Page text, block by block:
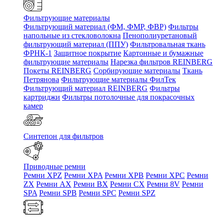
Фильтрующие материалы
Фильтрующий материал (ФМ, ФМР, ФВР) Фильтры
напольные из стекловолокна Пенополиуретановый
фильтрующий материал (ППУ) Фильтровальная ткань
ФРНК-1 Защитное покрытие Картонные и бумажные
фильтрующие материалы Нарезка фильтров REINBERG
Покеты REINBERG Сорбирующие материалы Ткань
Петрянова Фильтрующие материалы ФилТек
Фильтрующий материал REINBERG Фильтры
картриджи Фильтры потолочные для покрасочных
камер
Синтепон для фильтров
Приводные ремни
Ремни XPZ Ремни XPA Ремни XPB Ремни XPC Ремни
ZX Ремни AX Ремни BX Ремни CX Ремни 8V Ремни
SPA Ремни SPB Ремни SPC Ремни SPZ